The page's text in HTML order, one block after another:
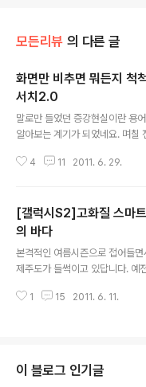
모든리뷰 의 다른 글
화면만 비추면 뭐든지 척
서치2.0
말로만 들었던 증강현실이란 용
알아보는 계기가 되었네요. 며칠
서든지 스마트폰만 갖다 대면 모
최근에 2.0 버전으로 업데이트
이 앱을 사용하려면 '증강현실
R)'에 대해 조금은 알고 넘어가
관련해서는 초보자라서 자세한
눈으로 보는 현실세계와 부가정
로 합쳐 영상으로 보여주는 가상
4 11 2011. 6. 29.
[갤럭시S2]고화질 스마
의 바다
본격적인 여름시즌으로 접어들면
제주도가 들썩이고 있답니다. 예
는 여행객들이 늘고 있는 추세입
주의 아름다운 풍경을 사진에 담
에게는 빠트리고는 절대 움직일
1 15 2011. 6. 11.
이 블로그 인기글